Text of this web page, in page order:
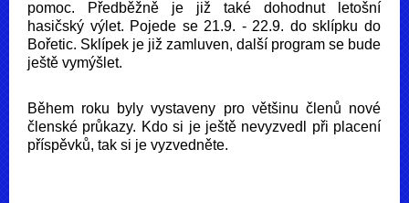
pomoc. Předběžně je již také dohodnut letošní
hasičský výlet. Pojede se 21.9. - 22.9. do sklípku do
Bořetic. Sklípek je již zamluven, další program se bude
ještě vymýšlet.
Během roku byly vystaveny pro většinu členů nové
členské průkazy. Kdo si je ještě nevyzvedl při placení
příspěvků, tak si je vyzvedněte.